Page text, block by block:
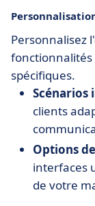
Personnalisez
fonctionnalités
spécifiques.
Scénarios
clients
Options
interfaces
de votre